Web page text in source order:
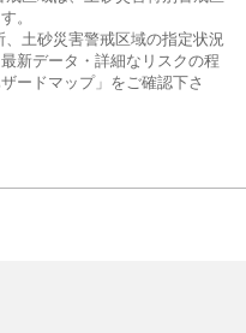
。
土砂災害警戒区域の指定状況
新データ・詳細なリスクの程
ードマップ」をご確認下さ